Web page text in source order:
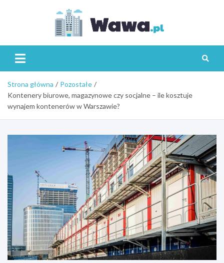
Strona główna
Pozostałe
Kontenery biurowe, magazynowe czy socjalne – ile kosztuje
wynajem kontenerów w Warszawie?